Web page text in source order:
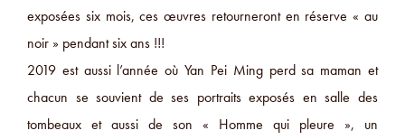
exposées six mois, ces œuvres retourneront en réserve « au
noir » pendant six ans !!!
2019 est aussi l’année où Yan Pei Ming perd sa maman et
chacun se souvient de ses portraits exposés en salle des
tombeaux et aussi de son « Homme qui pleure », un